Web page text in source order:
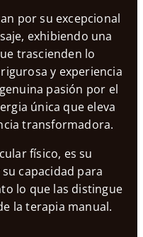
por su excepcional
exhibiendo una
trascienden lo
y experiencia
pasión por el
única que eleva
transformadora.
físico, es su
capacidad para
lo que las distingue
la terapia manual.